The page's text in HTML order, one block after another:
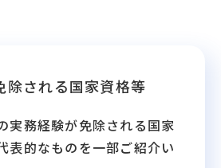
除される国家資格等
実務経験が免除される国家
表的なものを一部ご紹介い